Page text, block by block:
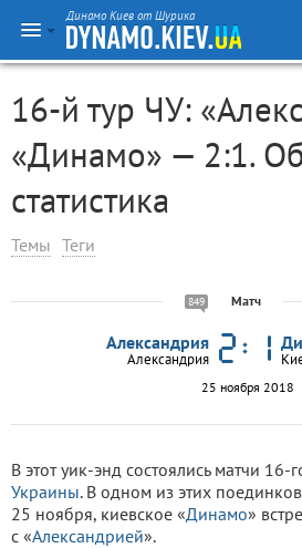
Динамо Киев от Шурика
16-й тур ЧУ:
«Динамо» — 2:1.
статистика
Темы Теги
849 Матч
Александрия
Александрия
25 ноября 2018
В этот уик-энд состоялись матчи 16-
Украины. В одном из этих
25 ноября, киевское «Динамо»
с «Александрией».